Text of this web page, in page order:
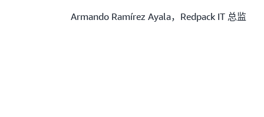
Armando Ramírez Ayala，Redpack IT 总监